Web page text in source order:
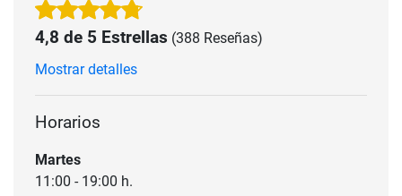
4,8 de 5 Estrellas (388 Reseñas)
Mostrar detalles
Horarios
Martes
11:00 - 19:00 h.